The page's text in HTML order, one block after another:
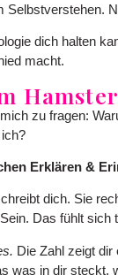
Selbstverstehen.
dich halten
macht.
zu fragen:
Erklären &
dich. Sie
Das fühlt sich
Die Zahl zeigt
was in dir steckt,